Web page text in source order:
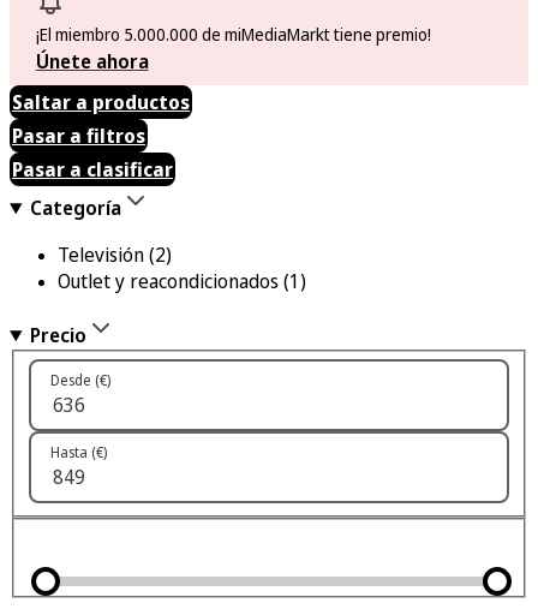
¡El miembro 5.000.000 de miMediaMarkt tiene premio!
Únete ahora
Saltar a productos
Pasar a filtros
Pasar a clasificar
Categoría
Televisión(2)
Outlet y reacondicionados (1)
Precio
Desde (€)
Hasta (€)